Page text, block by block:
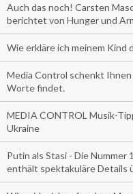
Auch das noch! Carsten
berichtet von Hunger und
Wie erkläre ich meinem Kind
Media Control schenkt
Worte findet.
MEDIA CONTROL Musik-
Ukraine
Putin als Stasi - Die
enthält spektakuläre Details